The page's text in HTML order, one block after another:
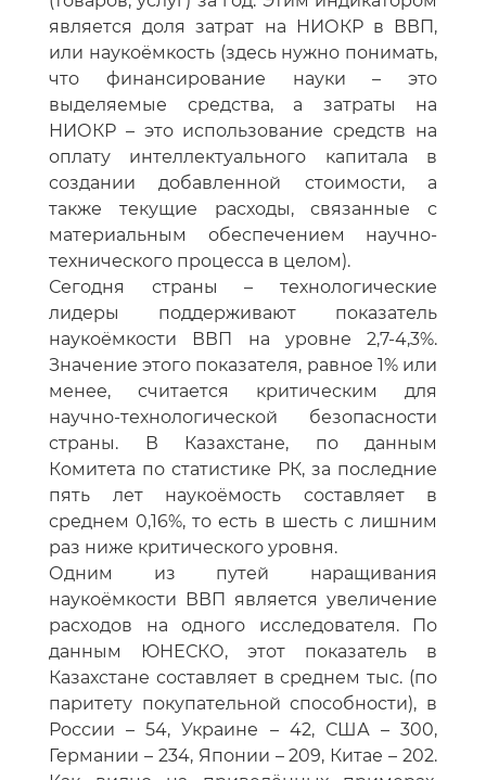
является доля затрат на НИОКР в ВВП,
или наукоёмкость (здесь нужно понимать,
что финансирование науки – это
выделяемые средства, а затраты на
НИОКР – это использование средств на
оплату интеллектуального капитала в
создании добавленной стоимости, а
также текущие расходы, связанные с
материальным обеспечением научно-
технического процесса в целом).
Сегодня страны – технологические
лидеры поддерживают показатель
наукоёмкости ВВП на уровне 2,7-4,3%.
Значение этого показателя, равное 1% или
менее, считается критическим для
научно-технологической безопасности
страны. В Казахстане, по данным
Комитета по статистике РК, за последние
пять лет наукоёмость составляет в
среднем 0,16%, то есть в шесть с лишним
раз ниже критического уровня.
Одним из путей наращивания
наукоёмкости ВВП является увеличение
расходов на одного исследователя. По
данным ЮНЕСКО, этот показатель в
Казахстане составляет в среднем тыс. (по
паритету покупательной способности), в
России – 54, Украине – 42, США – 300,
Германии – 234, Японии – 209, Китае – 202.